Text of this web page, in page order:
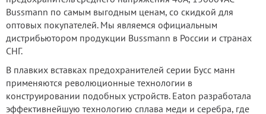
Bussmann по самым выгодным ценам, со скидкой для
оптовых покупателей. Мы являемся официальным
дистрибьютором продукции Bussmann в России и странах
СНГ.
В плавких вставках предохранителей серии Бусс манн
применяются революционные технологии в
конструировании подобных устройств. Eaton разработала
эффективнейшую технологию сплава меди и серебра, где